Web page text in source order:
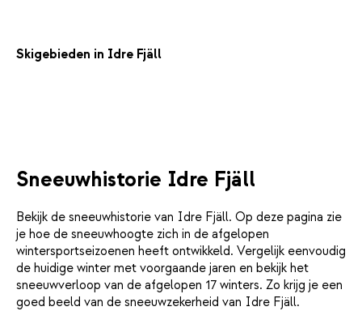
Skigebieden in Idre Fjäll
Sneeuwhistorie Idre Fjäll
Bekijk de sneeuwhistorie van Idre Fjäll. Op deze pagina zie
je hoe de sneeuwhoogte zich in de afgelopen
wintersportseizoenen heeft ontwikkeld. Vergelijk eenvoudig
de huidige winter met voorgaande jaren en bekijk het
sneeuwverloop van de afgelopen 17 winters. Zo krijg je een
goed beeld van de sneeuwzekerheid van Idre Fjäll.